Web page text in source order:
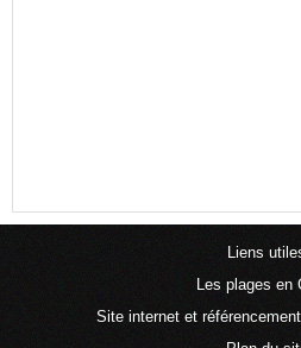
Liens
Les plages en
Site internet et